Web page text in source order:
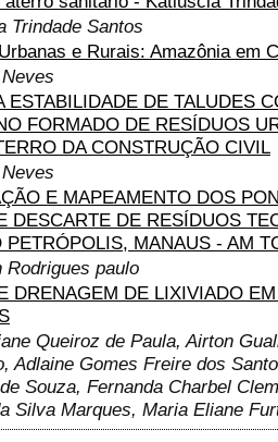
Trindade Santos
e Rurais: Amazônia em
ESTABILIDADE DE TALUDES
FORMADO DE RESÍDUOS
DA CONSTRUÇÃO CIVIL
E MAPEAMENTO DOS
DESCARTE DE RESÍDUOS
PETRÓPOLIS, MANAUS - AM
Rodrigues paulo
DRENAGEM DE LIXIVIADO
Queiroz de Paula, Airton
Adlaine Gomes Freire dos
Souza, Fernanda Charbel
Silva Marques, Maria Eliane